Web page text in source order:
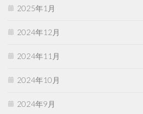
2025年1月
2024年12月
2024年11月
2024年10月
2024年9月